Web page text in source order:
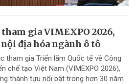
gia VIMEXPO 2026,
địa hóa ngành ô tô
tham gia Triển lãm Quốc tế về Công
chế tạo Việt Nam (VIMEXPO 2026),
thành tựu nổi bật trong hơn 30 năm